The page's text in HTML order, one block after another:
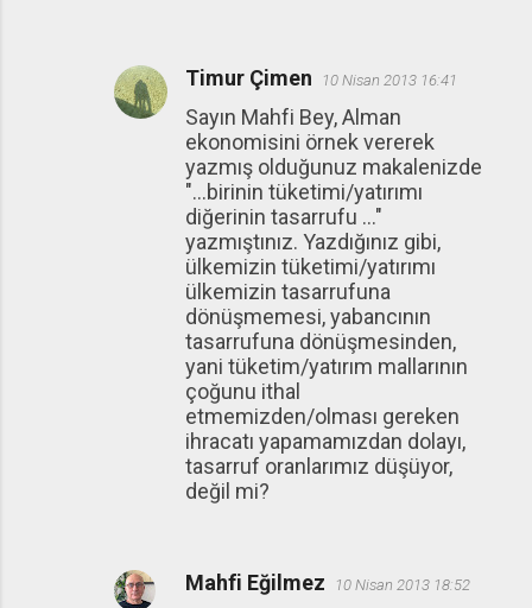
Timur Çimen 10 Nisan 2013 16:41
Sayın Mahfi Bey, Alman
ekonomisini örnek vererek
yazmış olduğunuz makalenizde
"...birinin tüketimi/yatırımı
diğerinin tasarrufu ..."
yazmıştınız. Yazdığınız gibi,
ülkemizin tüketimi/yatırımı
ülkemizin tasarrufuna
dönüşmemesi, yabancının
tasarrufuna dönüşmesinden,
yani tüketim/yatırım mallarının
çoğunu ithal
etmemizden/olması gereken
ihracatı yapamamızdan dolayı,
tasarruf oranlarımız düşüyor,
değil mi?
Mahfi Eğilmez 10 Nisan 2013 18:52